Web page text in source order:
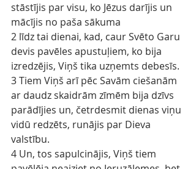
stāstījis par visu, ko Jēzus darījis un
mācījis no paša sākuma
2 līdz tai dienai, kad, caur Svēto Garu
devis pavēles apustuļiem, ko bija
izredzējis, Viņš tika uzņemts debesīs.
3 Tiem Viņš arī pēc Savām ciešanām
ar daudz skaidrām zīmēm bija dzīvs
parādījies un, četrdesmit dienas viņu
vidū redzēts, runājis par Dieva
valstību.
4 Un, tos sapulcinājis, Viņš tiem